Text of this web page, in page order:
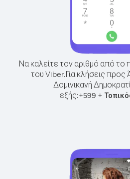
Να καλείτε τον αριθμό από το
του Viber.Για κλήσεις
Δομινικανή
εξής:+599 +